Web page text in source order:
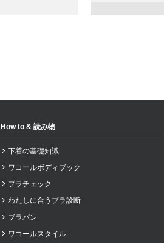
How to & 読み物
下着の基礎知識
ワコールボディブック
ブラチェック
わたしに合うブラ診断
ブラパン
ワコールスタイル